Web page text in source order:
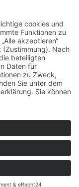
Köln
Garten 1a,
Karneval von 1823